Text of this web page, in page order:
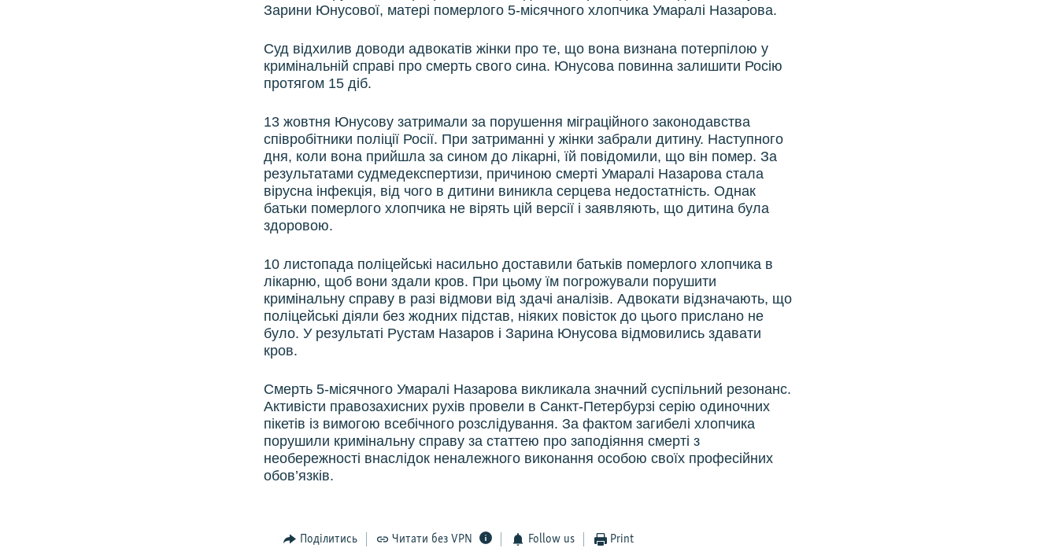
Зарини Юнусової, матері померлого 5-місячного хлопчика Умаралі Назарова.
Суд відхилив доводи адвокатів жінки про те, що вона визнана потерпілою у
кримінальній справі про смерть свого сина. Юнусова повинна залишити Росію
протягом 15 діб.
13 жовтня Юнусову затримали за порушення міграційного законодавства
співробітники поліції Росії. При затриманні у жінки забрали дитину. Наступного
дня, коли вона прийшла за сином до лікарні, їй повідомили, що він помер. За
результатами судмедекспертизи, причиною смерті Умаралі Назарова стала
вірусна інфекція, від чого в дитини виникла серцева недостатність. Однак
батьки померлого хлопчика не вірять цій версії і заявляють, що дитина була
здоровою.
10 листопада поліцейські насильно доставили батьків померлого хлопчика в
лікарню, щоб вони здали кров. При цьому їм погрожували порушити
кримінальну справу в разі відмови від здачі аналізів. Адвокати відзначають, що
поліцейські діяли без жодних підстав, ніяких повісток до цього прислано не
було. У результаті Рустам Назаров і Зарина Юнусова відмовились здавати
кров.
Смерть 5-місячного Умаралі Назарова викликала значний суспільний резонанс.
Активісти правозахисних рухів провели в Санкт-Петербурзі серію одиночних
пікетів із вимогою всебічного розслідування. За фактом загибелі хлопчика
порушили кримінальну справу за статтею про заподіяння смерті з
необережності внаслідок неналежного виконання особою своїх професійних
обов’язків.
Поділитись Читати без VPN Follow us Print